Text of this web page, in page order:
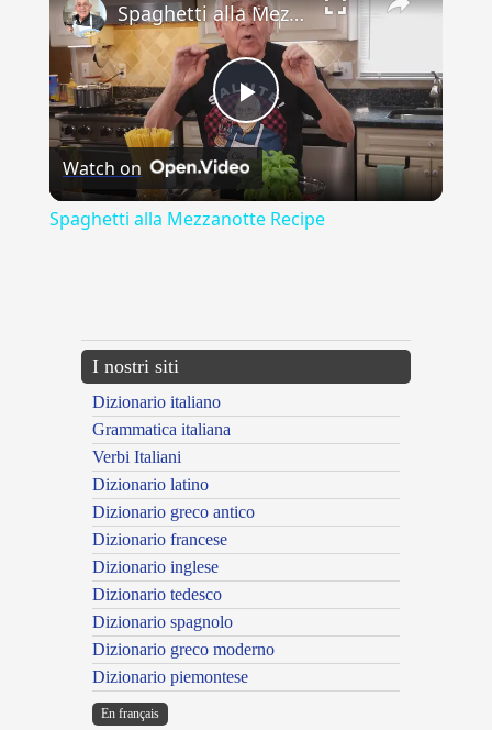
Play
Video
Spaghetti alla Mezzanotte Recipe
Watch on
Spaghetti alla Mezzanotte Recipe
I nostri siti
Dizionario italiano
Grammatica italiana
Verbi Italiani
Dizionario latino
Dizionario greco antico
Dizionario francese
Dizionario inglese
Dizionario tedesco
Dizionario spagnolo
Dizionario greco moderno
Dizionario piemontese
En français